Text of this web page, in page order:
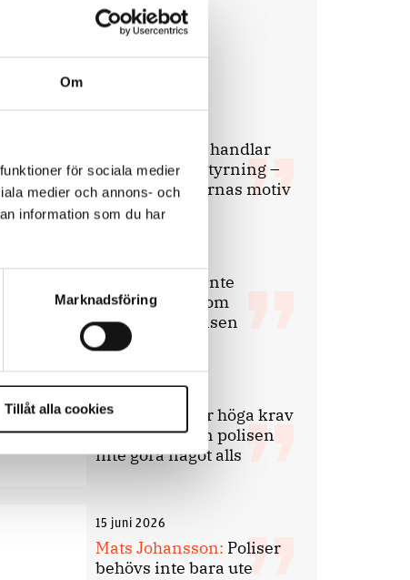
Om
för sociala medier
medier och annons- och
information som du har
Marknadsföring
Tillåt alla cookies
Det handlar
om kunskapsstyrning –
inte om forskarnas motiv
Det är inte
evidenskrav som
bakbinder polisen
7 juli 2026
Debatt:
Med för höga krav
på evidens kan polisen
inte göra något alls
15 juni 2026
Mats Johansson: Poliser
behövs inte bara ute